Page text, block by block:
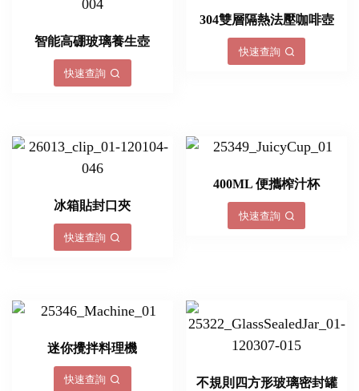
智能高硼玻璃養生壺
快速查詢
304雙層隔熱法壓咖啡壺
快速查詢
冰箱貼封口夾
快速查詢
400ML 便攜榨汁杯
快速查詢
迷你攪拌料理機
快速查詢 不規則四方形玻璃密封罐